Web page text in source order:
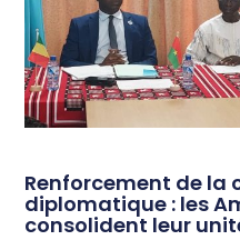
Renforcement de la
diplomatique : les
consolident leur